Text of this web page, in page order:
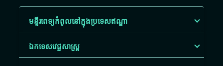
មន្ទីរពេទ្យកំពូលនៅក្នុងប្រទេសឥណ្ឌា
ឯកទេសវេជ្ជសាស្ត្រ